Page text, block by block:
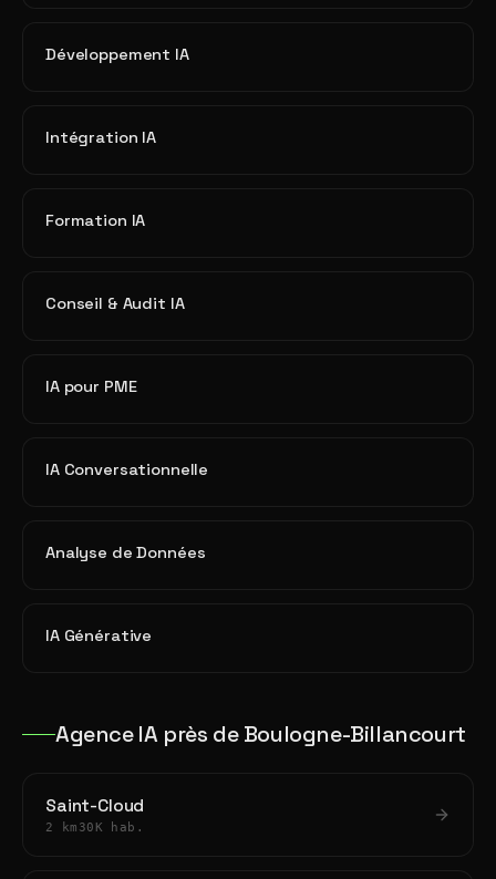
Développement IA
Intégration IA
Formation IA
Conseil & Audit IA
IA pour PME
IA Conversationnelle
Analyse de Données
IA Générative
Agence IA près de Boulogne-Billancourt
Saint-Cloud
2 km 30K hab.